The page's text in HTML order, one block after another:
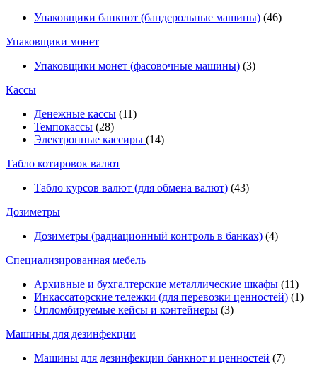
Упаковщики банкнот (бандерольные машины) (46)
Упаковщики монет
Упаковщики монет (фасовочные машины) (3)
Кассы
Денежные кассы (11)
Темпокассы (28)
Электронные кассиры (14)
Табло котировок валют
Табло курсов валют (для обмена валют) (43)
Дозиметры
Дозиметры (радиационный контроль в банках) (4)
Специализированная мебель
Архивные и бухгалтерские металлические шкафы (11)
Инкассаторские тележки (для перевозки ценностей) (1)
Опломбируемые кейсы и контейнеры (3)
Машины для дезинфекции
Машины для дезинфекции банкнот и ценностей (7)